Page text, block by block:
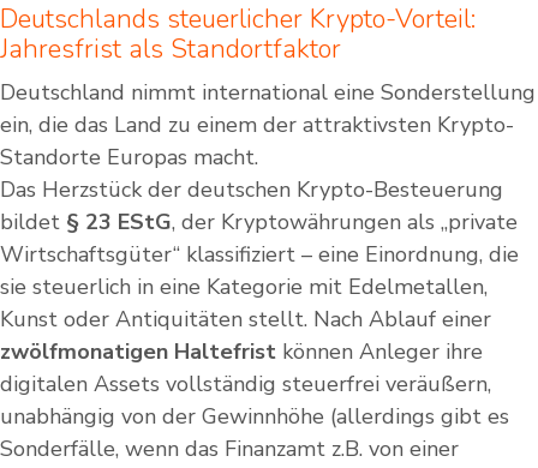
Deutschlands steuerlicher Krypto-Vorteil:
Jahresfrist als Standortfaktor
Deutschland nimmt international eine Sonderstellung
ein, die das Land zu einem der attraktivsten Krypto-
Standorte Europas macht.
Das Herzstück der deutschen Krypto-Besteuerung
bildet § 23 EStG, der Kryptowährungen als „private
Wirtschaftsgüter“ klassifiziert – eine Einordnung, die
sie steuerlich in eine Kategorie mit Edelmetallen,
Kunst oder Antiquitäten stellt. Nach Ablauf einer
zwölfmonatigen Haltefrist können Anleger ihre
digitalen Assets vollständig steuerfrei veräußern,
unabhängig von der Gewinnhöhe (allerdings gibt es
Sonderfälle, wenn das Finanzamt z.B. von einer